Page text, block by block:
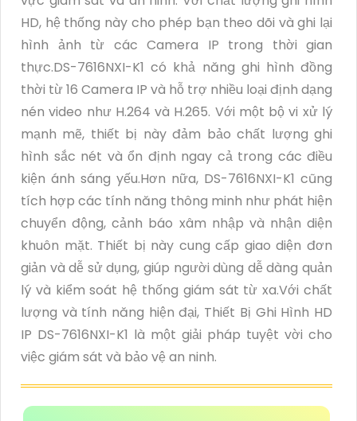
HD, hệ thống này cho phép bạn theo dõi và ghi lại
hình ảnh từ các Camera IP trong thời gian
thực.DS-7616NXI-K1 có khả năng ghi hình đồng
thời từ 16 Camera IP và hỗ trợ nhiều loại định dạng
nén video như H.264 và H.265. Với một bộ vi xử lý
mạnh mẽ, thiết bị này đảm bảo chất lượng ghi
hình sắc nét và ổn định ngay cả trong các điều
kiện ánh sáng yếu.Hơn nữa, DS-7616NXI-K1 cũng
tích hợp các tính năng thông minh như phát hiện
chuyển động, cảnh báo xâm nhập và nhận diện
khuôn mặt. Thiết bị này cung cấp giao diện đơn
giản và dễ sử dụng, giúp người dùng dễ dàng quản
lý và kiểm soát hệ thống giám sát từ xa.Với chất
lượng và tính năng hiện đại, Thiết Bị Ghi Hình HD
IP DS-7616NXI-K1 là một giải pháp tuyệt vời cho
việc giám sát và bảo vệ an ninh.